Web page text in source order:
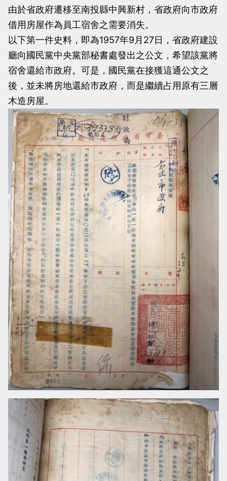
由於省政府遷移至南投縣中興新村，省政府向市政府
借用房屋作為員工宿舍之需要消失。
以下第一件史料，即為1957年9月27日，省政府建設
廳向國民黨中央黨部秘書處發出之公文，希望該黨將
宿舍還給市政府。可是，國民黨在接獲這通公文之
後，並未將房地還給市政府，而是繼續占用原有三層
木造房屋。